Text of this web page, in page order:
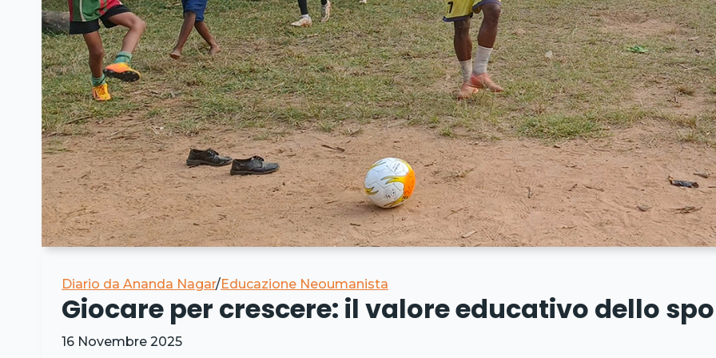
Diario da Ananda Nagar/Educazione Neoumanista
Giocare per crescere: il valore educativo dello
16 Novembre 2025